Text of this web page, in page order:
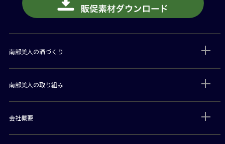
南部美人の酒づくり
南部美人の取り組み
会社概要